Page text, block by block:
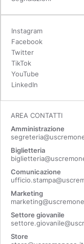
Instagram
Facebook
Twitter
TikTok
YouTube
LinkedIn
AREA CONTATTI
Amministrazione
Biglietteria
Comunicazione
Marketing
Settore giovanile
Store